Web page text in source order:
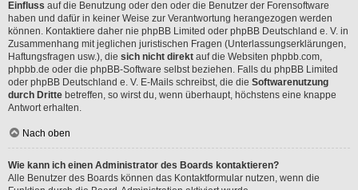
Einfluss auf die Benutzung oder den oder die Benutzer der Forensoftware
haben und dafür in keiner Weise zur Verantwortung herangezogen werden
können. Kontaktiere daher nie phpBB Limited oder phpBB Deutschland e. V. in
Zusammenhang mit jeglichen juristischen Fragen (Unterlassungserklärungen,
Haftungsfragen usw.), die sich nicht direkt auf die Websiten phpbb.com,
phpbb.de oder die phpBB-Software selbst beziehen. Falls du phpBB Limited
oder phpBB Deutschland e. V. E-Mails schreibst, die die Softwarenutzung
durch Dritte betreffen, so wirst du, wenn überhaupt, höchstens eine knappe
Antwort erhalten.
Nach oben
Wie kann ich einen Administrator des Boards kontaktieren?
Alle Benutzer des Boards können das Kontaktformular nutzen, wenn die